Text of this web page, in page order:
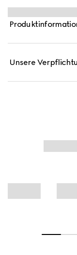
der Großstadt. Die
Designs stehen
Narrativs, welches
Unsere